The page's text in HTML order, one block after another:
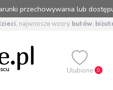
przechowywania lub
, najwnosze wzory butów,
Ulubione 0